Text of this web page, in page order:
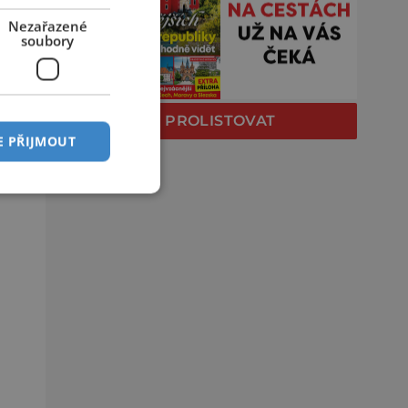
PROLISTOVAT
Nezařazené
soubory
PŘIJMOUT